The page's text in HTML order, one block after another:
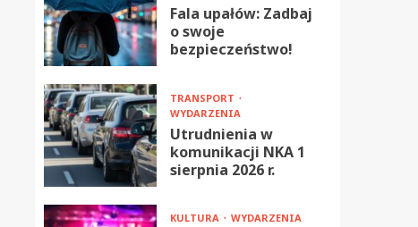
Fala upałów: Zadbaj
o swoje
bezpieczeństwo!
TRANSPORT
WYDARZENIA
Utrudnienia w
komunikacji NKA 1
sierpnia 2026 r.
KULTURA WYDARZENIA